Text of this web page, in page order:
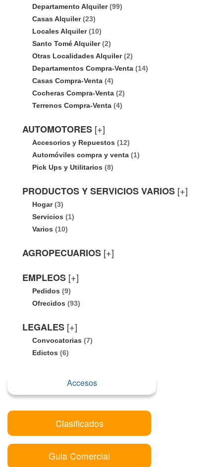
Departamento Alquiler(99)
Casas Alquiler(23)
Locales Alquiler(10)
Santo Tomé Alquiler(2)
Otras Localidades Alquiler(2)
Departamentos Compra-Venta (14)
Casas Compra-Venta (4)
Cocheras Compra-Venta (2)
Terrenos Compra-Venta (4)
AUTOMOTORES [+]
Accesorios y Repuestos (12)
Automóviles compra y venta (1)
Pick Ups y Utilitarios (8)
PRODUCTOS Y SERVICIOS VARIOS [+]
Hogar(3)
Servicios (1)
Varios (10)
AGROPECUARIOS [+]
EMPLEOS [+]
Pedidos (9)
Ofrecidos (93)
LEGALES [+]
Convocatorias (7)
Edictos (6)
Accesos
Clasificados
Guia Comercial